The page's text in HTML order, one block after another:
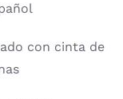
con cinta de